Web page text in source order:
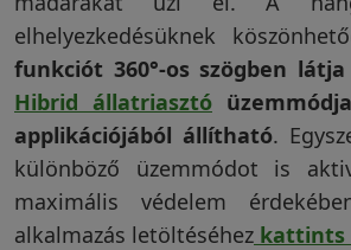
elhelyezkedésüknek
funkciót 360°-os szögben
Hibrid állatriasztó
applikációjából állítható.
különböző üzemmódot is
maximális védelem
alkalmazás letöltéséhez kattints